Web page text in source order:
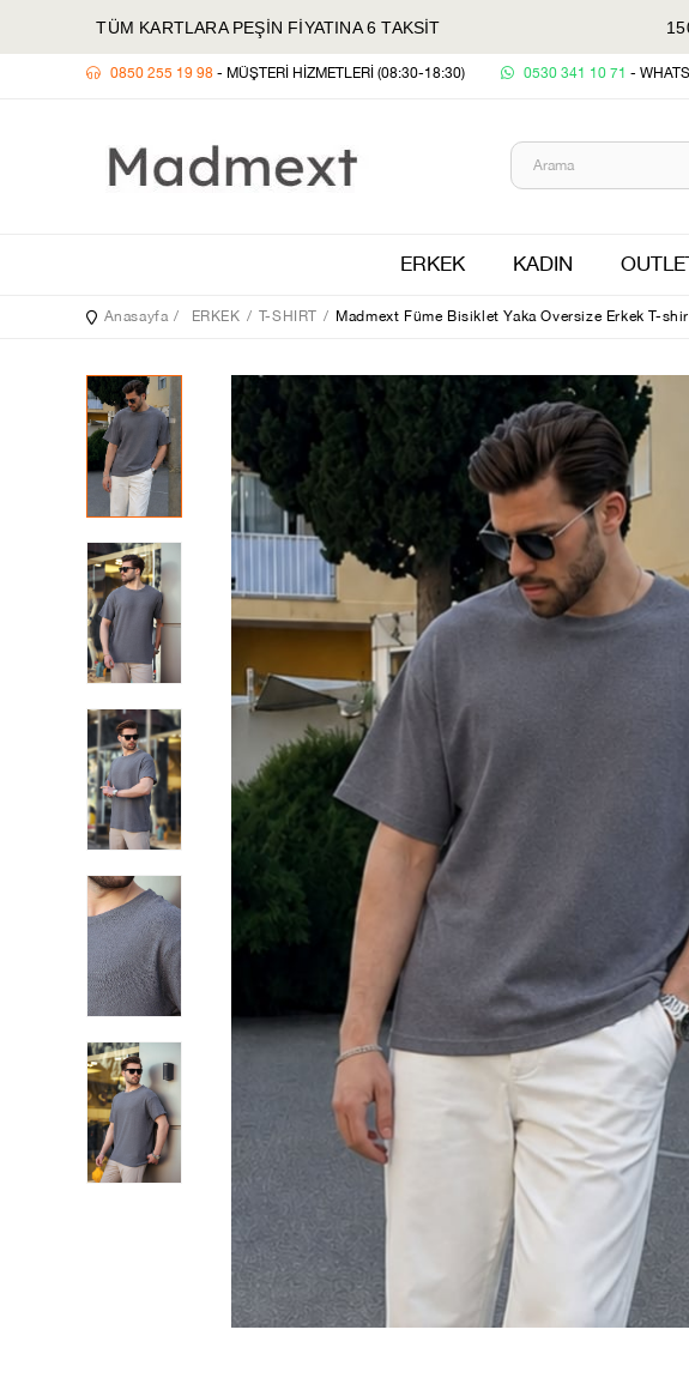
TÜM KARTLARA PEŞİN FİYATINA 6 TAKSİT
0850 255 19 98- MÜŞTERİ HİZMETLERİ (08:30-18:30) 0530 341 10 71 -
ERKEK KADIN
Anasayfa ERKEK T-SHIRT Madmext Füme Bisiklet Yaka Oversize Erkek T-